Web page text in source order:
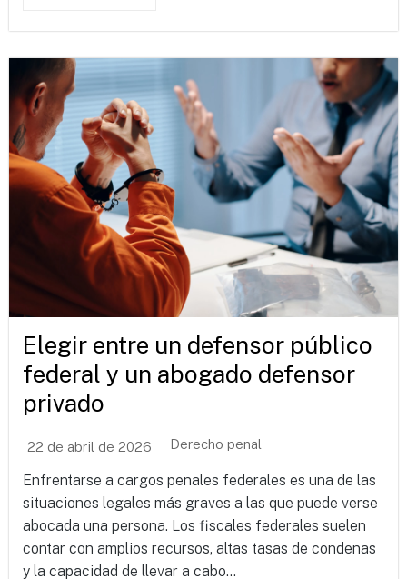
Elegir entre un defensor público
federal y un abogado defensor
privado
22 de abril de 2026 Derecho penal
Enfrentarse a cargos penales federales es una de las
situaciones legales más graves a las que puede verse
abocada una persona. Los fiscales federales suelen
contar con amplios recursos, altas tasas de condenas
y la capacidad de llevar a cabo...